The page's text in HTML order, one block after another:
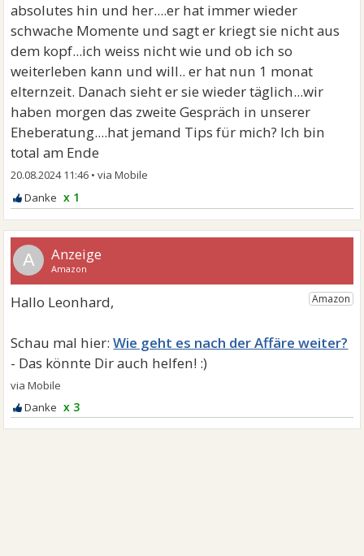
absolutes hin und her....er hat immer wieder
schwache Momente und sagt er kriegt sie nicht aus
dem kopf...ich weiss nicht wie und ob ich so
weiterleben kann und will.. er hat nun 1 monat
elternzeit. Danach sieht er sie wieder täglich...wir
haben morgen das zweite Gespräch in unserer
Eheberatung....hat jemand Tips für mich? Ich bin
total am Ende
20.08.2024 11:46 •
x 1
A
Wie geht es nach der Affäre weiter?
x 3